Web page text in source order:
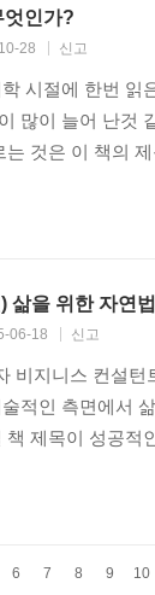
엇인가?
28 신고
시절에 한번
많이 늘어 난것
는 것은 이 책의
삶을 위한 자연
06-18 신고
비지니스 컨설
적인 측면에서
책 제목이 성공
6 7 8 9 10